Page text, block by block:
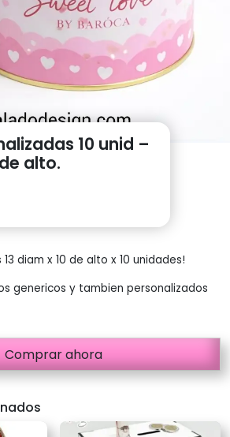
10 unid –
alto.
diam x 10 de alto x 10 unidades!
genericos y tambien personalizados
Comprar ahora